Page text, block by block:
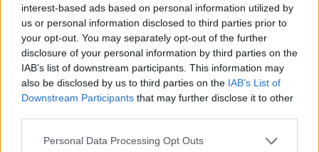
interest-based ads based on personal information utilized by
us or personal information disclosed to third parties prior to
your opt-out. You may separately opt-out of the further
disclosure of your personal information by third parties on the
IAB’s list of downstream participants. This information may
also be disclosed by us to third parties on the IAB’s List of
Downstream Participants that may further disclose it to other
Personal Data Processing Opt Outs